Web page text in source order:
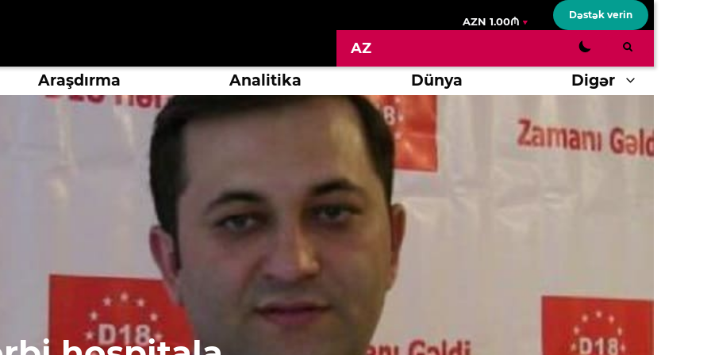
AZN 1.00₼
Dəstək verin
AZ
Araşdırma Analitika Dünya Digər